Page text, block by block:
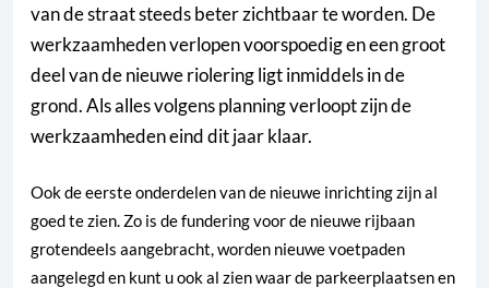
van de straat steeds beter zichtbaar te worden. De
werkzaamheden verlopen voorspoedig en een groot
deel van de nieuwe riolering ligt inmiddels in de
grond. Als alles volgens planning verloopt zijn de
werkzaamheden eind dit jaar klaar.
Ook de eerste onderdelen van de nieuwe inrichting zijn al
goed te zien. Zo is de fundering voor de nieuwe rijbaan
grotendeels aangebracht, worden nieuwe voetpaden
aangelegd en kunt u ook al zien waar de parkeerplaatsen en